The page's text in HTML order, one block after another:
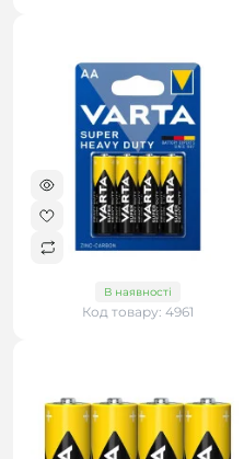
В наявності
Код товару: 4961